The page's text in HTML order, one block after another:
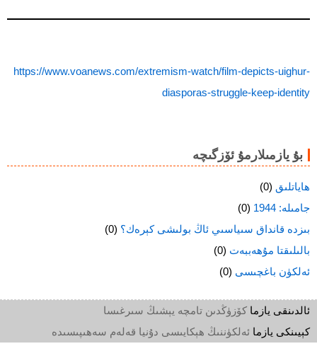
https://www.voanews.com/extremism-watch/film-depicts-uighur-
diasporas-struggle-keep-identity
بۇ يازمىلارمۇ ئۆزگىچە
ھاياتلىق (0)
جامىلە: 1944
(0)
بىزدە قانداق سىياسىي ئاڭ بولىشى كېرەك؟ (0)
بالىلىقتا مۇھەببەت (0)
ئەلكۈن باغچىسى (0)
ئالدىنقى يازما كۆزۈڭدىن تامچە يېشىڭ سىرغىسا
كېيىنكى يازما ئەلكۈننىڭ ھېكايىسى دۇنيا قەلەم سەھىپىسىدە